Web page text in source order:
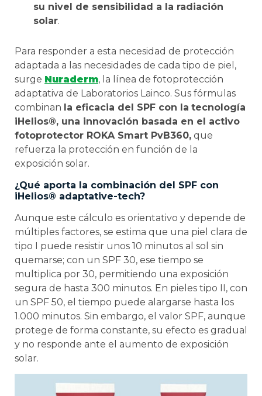
su nivel de sensibilidad a la radiación
solar.
Para responder a esta necesidad de protección
adaptada a las necesidades de cada tipo de piel,
surge Nuraderm, la línea de fotoprotección
adaptativa de Laboratorios Lainco. Sus fórmulas
combinan la eficacia del SPF con la tecnología
iHelios®, una innovación basada en el activo
fotoprotector ROKA Smart PvB360, que
refuerza la protección en función de la
exposición solar.
¿Qué aporta la combinación del SPF con
iHelios® adaptative-tech?
Aunque este cálculo es orientativo y depende de
múltiples factores, se estima que una piel clara de
tipo I puede resistir unos 10 minutos al sol sin
quemarse; con un SPF 30, ese tiempo se
multiplica por 30, permitiendo una exposición
segura de hasta 300 minutos. En pieles tipo II, con
un SPF 50, el tiempo puede alargarse hasta los
1.000 minutos. Sin embargo, el valor SPF, aunque
protege de forma constante, su efecto es gradual
y no responde ante el aumento de exposición
solar.